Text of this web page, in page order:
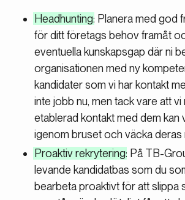
Headhunting: Planera med god
för ditt företags behov framåt
eventuella kunskapsgap där ni
organisationen med ny
kandidater som vi har kontakt
inte jobb nu, men tack vare att vi
etablerad kontakt med dem kan
igenom bruset och väcka deras
Proaktiv rekrytering: På TB-
levande kandidatbas som du
bearbeta proaktivt för att slippa